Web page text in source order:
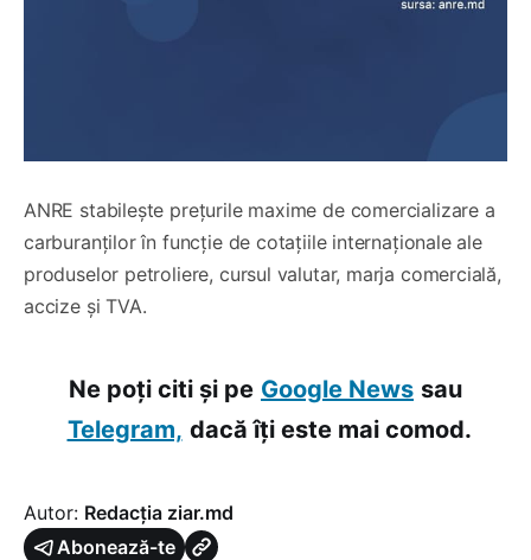
ANRE stabilește prețurile maxime de comercializare a
carburanților în funcție de cotațiile internaționale ale
produselor petroliere, cursul valutar, marja comercială,
accize și TVA.
Ne poți citi și pe Google News sau
Telegram, dacă îți este mai comod.
Autor: Redacția ziar.md
Abonează-te